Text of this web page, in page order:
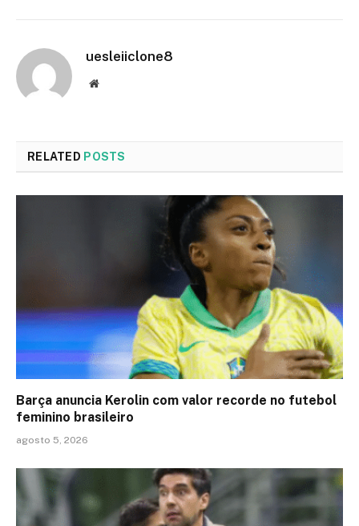
uesleiiclone8
Website
RELATED POSTS
Barça anuncia Kerolin com valor recorde no futebol
feminino brasileiro
agosto 5, 2026